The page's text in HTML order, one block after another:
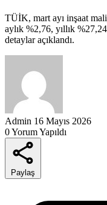
TÜİK, mart ayı inşaat
aylık %2,76, yıllık
detaylar açıklandı.
Admin 16 Mayıs 2026
0 Yorum Yapıldı
Paylaş